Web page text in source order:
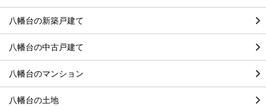
八幡台の新築戸建て
八幡台の中古戸建て
八幡台のマンション
八幡台の土地